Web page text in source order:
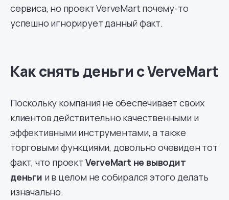
сервиса, но проект VerveMart почему-то
успешно игнорирует данный факт.
Как снять деньги с VerveMart
Поскольку компания не обеспечивает своих
клиентов действительно качественными и
эффективными инструментами, а также
торговыми функциями, довольно очевиден тот
факт, что проект VerveMart не выводит
деньги и в целом не собирался этого делать
изначально.